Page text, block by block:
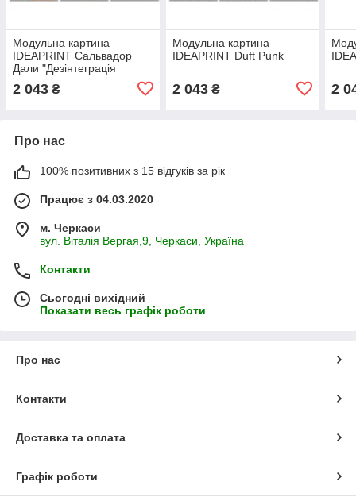
Модульна картина
IDEAPRINT Сальвадор
Дали "Дезінтеграція
репродукція
2 043 ₴
Модульна картина
IDEAPRINT Duft Punk
2 043₴ 2
Про нас
100% позитивних з 15 відгуків за рік
Працює з 04.03.2020
м. Черкаси
вул. Віталія Вергая,9, Черкаси, Україна
Контакти
Сьогодні вихідний
Показати весь графік роботи
Про нас
Контакти
Доставка та оплата
Графік роботи